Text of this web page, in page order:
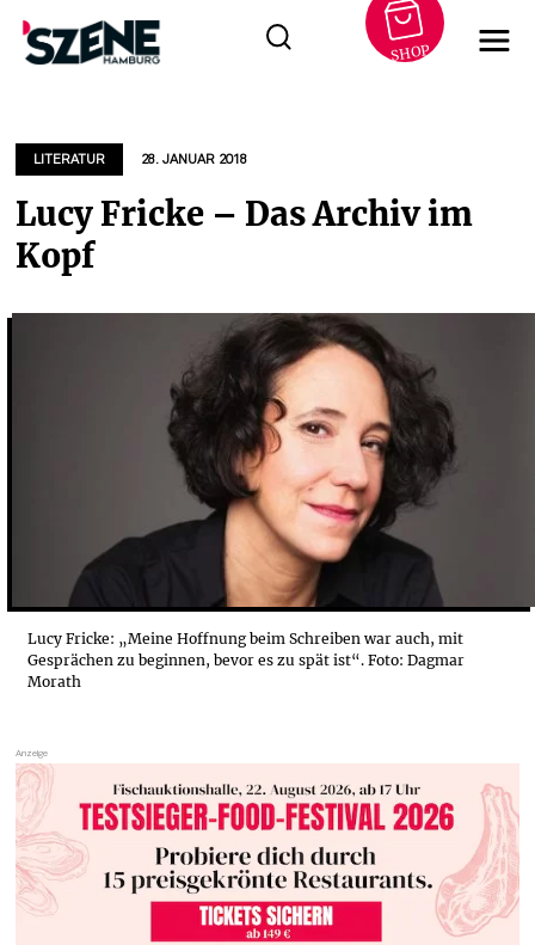
springen
SHOP
LITERATUR 28. JANUAR 2018
Lucy Fricke – Das Archiv im
Kopf
Lucy Fricke: „Meine Hoffnung beim Schreiben war auch, mit
Gesprächen zu beginnen, bevor es zu spät ist“. Foto: Dagmar
Morath